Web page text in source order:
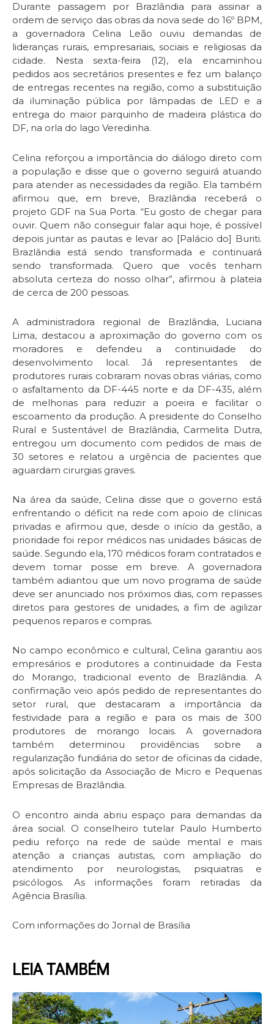
Durante passagem por Brazlândia para assinar a
ordem de serviço das obras da nova sede do 16º BPM,
a governadora Celina Leão ouviu demandas de
lideranças rurais, empresariais, sociais e religiosas da
cidade. Nesta sexta-feira (12), ela encaminhou
pedidos aos secretários presentes e fez um balanço
de entregas recentes na região, como a substituição
da iluminação pública por lâmpadas de LED e a
entrega do maior parquinho de madeira plástica do
DF, na orla do lago Veredinha.
Celina reforçou a importância do diálogo direto com
a população e disse que o governo seguirá atuando
para atender as necessidades da região. Ela também
afirmou que, em breve, Brazlândia receberá o
projeto GDF na Sua Porta. “Eu gosto de chegar para
ouvir. Quem não conseguir falar aqui hoje, é possível
depois juntar as pautas e levar ao [Palácio do] Buriti.
Brazlândia está sendo transformada e continuará
sendo transformada. Quero que vocês tenham
absoluta certeza do nosso olhar”, afirmou à plateia
de cerca de 200 pessoas.
A administradora regional de Brazlândia, Luciana
Lima, destacou a aproximação do governo com os
moradores e defendeu a continuidade do
desenvolvimento local. Já representantes de
produtores rurais cobraram novas obras viárias, como
o asfaltamento da DF-445 norte e da DF-435, além
de melhorias para reduzir a poeira e facilitar o
escoamento da produção. A presidente do Conselho
Rural e Sustentável de Brazlândia, Carmelita Dutra,
entregou um documento com pedidos de mais de
30 setores e relatou a urgência de pacientes que
aguardam cirurgias graves.
Na área da saúde, Celina disse que o governo está
enfrentando o déficit na rede com apoio de clínicas
privadas e afirmou que, desde o início da gestão, a
prioridade foi repor médicos nas unidades básicas de
saúde. Segundo ela, 170 médicos foram contratados e
devem tomar posse em breve. A governadora
também adiantou que um novo programa de saúde
deve ser anunciado nos próximos dias, com repasses
diretos para gestores de unidades, a fim de agilizar
pequenos reparos e compras.
No campo econômico e cultural, Celina garantiu aos
empresários e produtores a continuidade da Festa
do Morango, tradicional evento de Brazlândia. A
confirmação veio após pedido de representantes do
setor rural, que destacaram a importância da
festividade para a região e para os mais de 300
produtores de morango locais. A governadora
também determinou providências sobre a
regularização fundiária do setor de oficinas da cidade,
após solicitação da Associação de Micro e Pequenas
Empresas de Brazlândia.
O encontro ainda abriu espaço para demandas da
área social. O conselheiro tutelar Paulo Humberto
pediu reforço na rede de saúde mental e mais
atenção a crianças autistas, com ampliação do
atendimento por neurologistas, psiquiatras e
psicólogos. As informações foram retiradas da
Agência Brasília.
Com informações do Jornal de Brasília
LEIA TAMBÉM
PagePagePagePagePage